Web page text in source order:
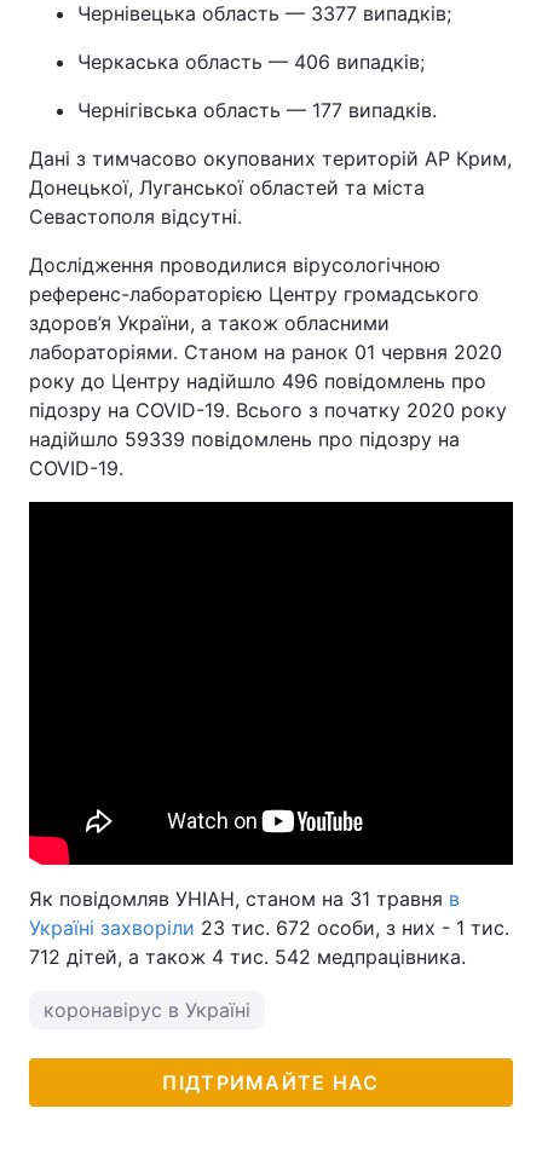
Чернівецька область — 3377 випадків;
Черкаська область — 406 випадків;
Чернігівська область — 177 випадків.
Дані з тимчасово окупованих територій АР Крим,
Донецької, Луганської областей та міста
Севастополя відсутні.
Дослідження проводилися вірусологічною
референс-лабораторією Центру громадського
здоров’я України, а також обласними
лабораторіями. Станом на ранок 01 червня 2020
року до Центру надійшло 496 повідомлень про
підозру на COVID-19. Всього з початку 2020 року
надійшло 59339 повідомлень про підозру на
COVID-19.
Як повідомляв УНІАН, станом на 31 травня в
Україні захворіли 23 тис. 672 особи, з них - 1 тис.
712 дітей, а також 4 тис. 542 медпрацівника.
коронавірус в Україні
ПІДТРИМАЙТЕ НАС